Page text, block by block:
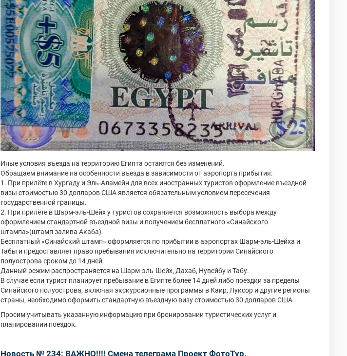
Иные условия въезда на территорию Египта остаются без изменений.
Обращаем внимание на особенности въезда в зависимости от аэропорта прибытия:
1. При прилёте в Хургаду и Эль-Аламейн для всех иностранных туристов оформление въездной
визы стоимостью 30 долларов США является обязательным условием пересечения
государственной границы.
2. При прилёте в Шарм-эль-Шейх у туристов сохраняется возможность выбора между
оформлением стандартной въездной визы и получением бесплатного «Синайского
штампа»(штамп залива Акаба).
Бесплатный «Синайский штамп» оформляется по прибытии в аэропортах Шарм-эль-Шейха и
Табы и предоставляет право пребывания исключительно на территории Синайского
полуострова сроком до 14 дней.
Данный режим распространяется на Шарм-эль-Шейх, Дахаб, Нувейбу и Табу.
В случае если турист планирует пребывание в Египте более 14 дней либо поездки за пределы
Синайского полуострова, включая экскурсионные программы в Каир, Луксор и другие регионы
страны, необходимо оформить стандартную въездную визу стоимостью 30 долларов США.
Просим учитывать указанную информацию при бронировании туристических услуг и
планировании поездок.
Новость № 234: ВАЖНО!!!! Смена телеграма Проект ФотоТур.